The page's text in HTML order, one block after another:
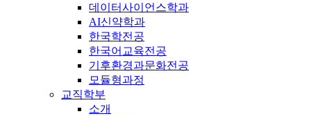
데이터사이언스학과
AI신약학과
한국학전공
한국어교육전공
기후환경과문화전공
모듈형과정
교직학부
소개